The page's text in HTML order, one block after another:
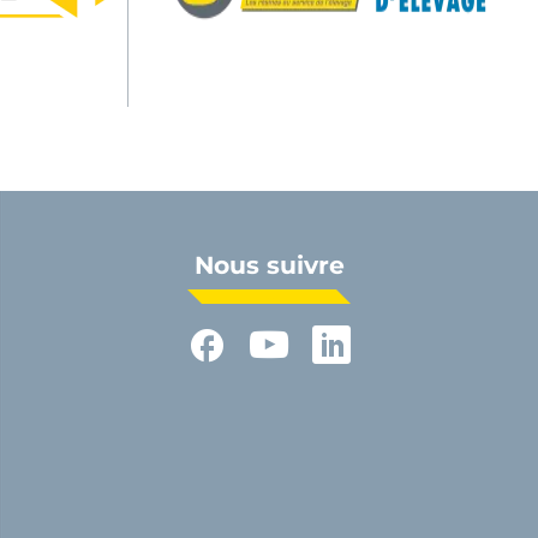
et leur future productivité.
à son régime alimentaire. Il peut s’agir d’herbe, de
grâce à un nourrisseur de prairie, aux côtés de
normes d’hygiène et le bien-être animal, il est conseillé
de vos animaux. Cet équipement en acier galvanisé
Nous suivre